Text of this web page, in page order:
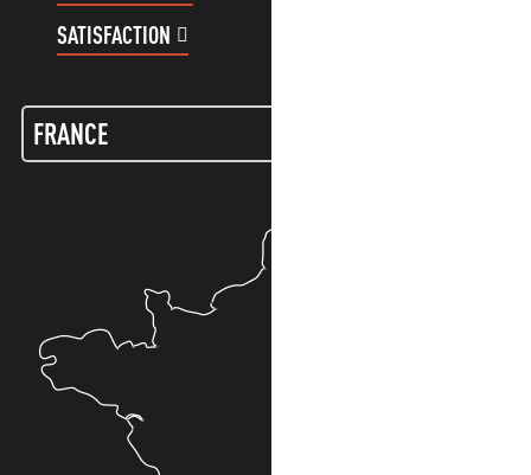
SATISFACTION